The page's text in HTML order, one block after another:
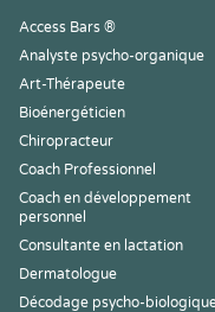
Access Bars ®
Analyste psycho-organique
Art-Thérapeute
Bioénergéticien
Chiropracteur
Coach Professionnel
Coach en développement
personnel
Consultante en lactation
Dermatologue
Décodage psycho-